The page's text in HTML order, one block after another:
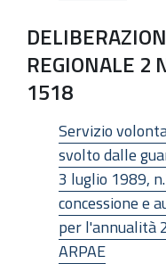
REGIONALE 2
1518
Servizio
svolto dalle
3 luglio 1989,
concessione e
per l'annualità
ARPAE